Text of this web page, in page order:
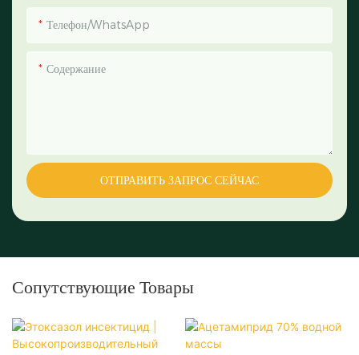
Телефон/WhatsApp
Содержание
ОТПРАВИТЬ ЗАПРОС СЕЙЧАС
Сопутствующие Товары